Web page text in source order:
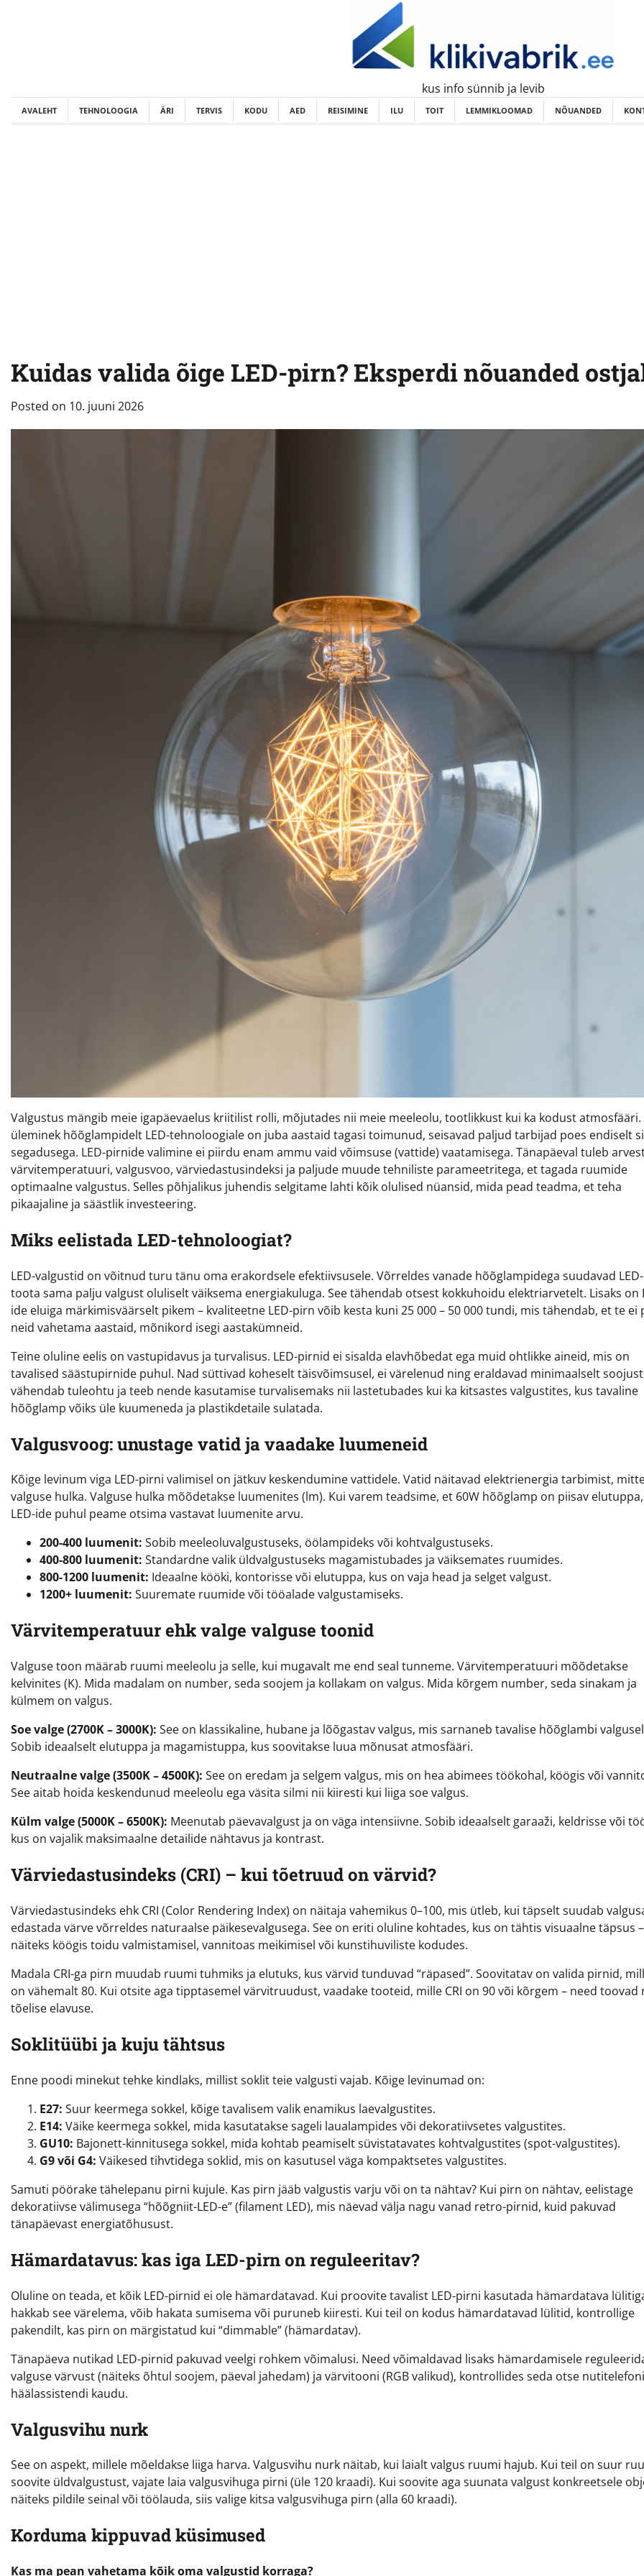
kus info sünnib ja levib
AVALEHT TEHNOLOOGIA ÄRI TERVIS KODU AED REISIMINE ILU TOIT LEMMIKLOOMAD NÕUANDED
Kuidas valida õige LED-pirn? Eksperdi nõuanded
Posted on 10. juuni 2026
Valgustus mängib meie igapäevaelus kriitilist rolli, mõjutades nii meie meeleolu, tootlikkust kui ka kodust atmosfääri.
üleminek hõõglampidelt LED-tehnoloogiale on juba aastaid tagasi toimunud, seisavad paljud tarbijad poes endiselt
segadusega. LED-pirnide valimine ei piirdu enam ammu vaid võimsuse (vattide) vaatamisega. Tänapäeval tuleb
värvitemperatuuri, valgusvoo, värviedastusindeksi ja paljude muude tehniliste parameetritega, et tagada ruumide
optimaalne valgustus. Selles põhjalikus juhendis selgitame lahti kõik olulised nüansid, mida pead teadma, et teha
pikaajaline ja säästlik investeering.
Miks eelistada LED-tehnoloogiat?
LED-valgustid on võitnud turu tänu oma erakordsele efektiivsusele. Võrreldes vanade hõõglampidega suudavad
toota sama palju valgust oluliselt väiksema energiakuluga. See tähendab otsest kokkuhoidu elektriarvetelt. Lisaks on
ide eluiga märkimisväärselt pikem – kvaliteetne LED-pirn võib kesta kuni 25 000 – 50 000 tundi, mis tähendab, et te ei
neid vahetama aastaid, mõnikord isegi aastakümneid.
Teine oluline eelis on vastupidavus ja turvalisus. LED-pirnid ei sisalda elavhõbedat ega muid ohtlikke aineid, mis on
tavalised säästupirnide puhul. Nad süttivad koheselt täisvõimsusel, ei värelenud ning eraldavad minimaalselt
vähendab tuleohtu ja teeb nende kasutamise turvalisemaks nii lastetubades kui ka kitsastes valgustites, kus tavaline
hõõglamp võiks üle kuumeneda ja plastikdetaile sulatada.
Valgusvoog: unustage vatid ja vaadake luumeneid
Kõige levinum viga LED-pirni valimisel on jätkuv keskendumine vattidele. Vatid näitavad elektrienergia tarbimist,
valguse hulka. Valguse hulka mõõdetakse luumenites (lm). Kui varem teadsime, et 60W hõõglamp on piisav
LED-ide puhul peame otsima vastavat luumenite arvu.
200-400 luumenit: Sobib meeleoluvalgustuseks, öölampideks või kohtvalgustuseks.
400-800 luumenit: Standardne valik üldvalgustuseks magamistubades ja väiksemates ruumides.
800-1200 luumenit: Ideaalne kööki, kontorisse või elutuppa, kus on vaja head ja selget valgust.
1200+ luumenit: Suuremate ruumide või tööalade valgustamiseks.
Värvitemperatuur ehk valge valguse toonid
Valguse toon määrab ruumi meeleolu ja selle, kui mugavalt me end seal tunneme. Värvitemperatuuri mõõdetakse
kelvinites (K). Mida madalam on number, seda soojem ja kollakam on valgus. Mida kõrgem number, seda sinakam ja
külmem on valgus.
Soe valge (2700K – 3000K): See on klassikaline, hubane ja lõõgastav valgus, mis sarnaneb tavalise hõõglambi
Sobib ideaalselt elutuppa ja magamistuppa, kus soovitakse luua mõnusat atmosfääri.
Neutraalne valge (3500K – 4500K): See on eredam ja selgem valgus, mis on hea abimees töökohal, köögis või
See aitab hoida keskendunud meeleolu ega väsita silmi nii kiiresti kui liiga soe valgus.
Külm valge (5000K – 6500K): Meenutab päevavalgust ja on väga intensiivne. Sobib ideaalselt garaaži, keldrisse või
kus on vajalik maksimaalne detailide nähtavus ja kontrast.
Värviedastusindeks (CRI) – kui tõetruud on värvid?
Värviedastusindeks ehk CRI (Color Rendering Index) on näitaja vahemikus 0–100, mis ütleb, kui täpselt suudab
edastada värve võrreldes naturaalse päikesevalgusega. See on eriti oluline kohtades, kus on tähtis visuaalne täpsus –
näiteks köögis toidu valmistamisel, vannitoas meikimisel või kunstihuviliste kodudes.
Madala CRI-ga pirn muudab ruumi tuhmiks ja elutuks, kus värvid tunduvad “räpased”. Soovitatav on valida pirnid,
on vähemalt 80. Kui otsite aga tipptasemel värvitruudust, vaadake tooteid, mille CRI on 90 või kõrgem – need toovad
tõelise elavuse.
Soklitüübi ja kuju tähtsus
Enne poodi minekut tehke kindlaks, millist soklit teie valgusti vajab. Kõige levinumad on:
E27: Suur keermega sokkel, kõige tavalisem valik enamikus laevalgustites.
E14: Väike keermega sokkel, mida kasutatakse sageli laualampides või dekoratiivsetes valgustites.
GU10: Bajonett-kinnitusega sokkel, mida kohtab peamiselt süvistatavates kohtvalgustites (spot-valgustites).
G9 või G4: Väikesed tihvtidega soklid, mis on kasutusel väga kompaktsetes valgustites.
Samuti pöörake tähelepanu pirni kujule. Kas pirn jääb valgustis varju või on ta nähtav? Kui pirn on nähtav, eelistage
dekoratiivse välimusega “hõõgniit-LED-e” (filament LED), mis näevad välja nagu vanad retro-pirnid, kuid pakuvad
tänapäevast energiatõhusust.
Hämardatavus: kas iga LED-pirn on reguleeritav?
Oluline on teada, et kõik LED-pirnid ei ole hämardatavad. Kui proovite tavalist LED-pirni kasutada hämardatava
hakkab see värelema, võib hakata sumisema või puruneb kiiresti. Kui teil on kodus hämardatavad lülitid, kontrollige
pakendilt, kas pirn on märgistatud kui “dimmable” (hämardatav).
Tänapäeva nutikad LED-pirnid pakuvad veelgi rohkem võimalusi. Need võimaldavad lisaks hämardamisele
valguse värvust (näiteks õhtul soojem, päeval jahedam) ja värvitooni (RGB valikud), kontrollides seda otse
häälassistendi kaudu.
Valgusvihu nurk
See on aspekt, millele mõeldakse liiga harva. Valgusvihu nurk näitab, kui laialt valgus ruumi hajub. Kui teil on suur
soovite üldvalgustust, vajate laia valgusvihuga pirni (üle 120 kraadi). Kui soovite aga suunata valgust konkreetsele
näiteks pildile seinal või töölauda, siis valige kitsa valgusvihuga pirn (alla 60 kraadi).
Korduma kippuvad küsimused
Kas ma pean vahetama kõik oma valgustid korraga?